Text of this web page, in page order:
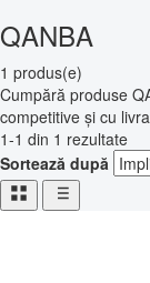
QANBA
1 produs(e)
Cumpără produse
competitive și cu
1-1 din 1 rezultate
Sortează după